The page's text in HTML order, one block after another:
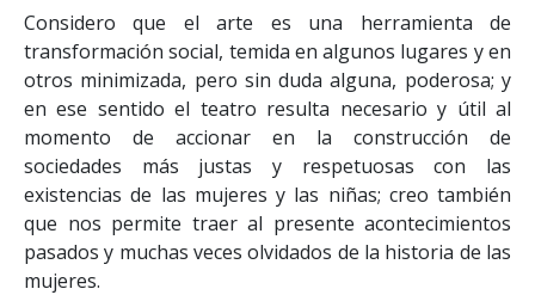
Considero que el arte es una herramienta de
transformación social, temida en algunos lugares y en
otros minimizada, pero sin duda alguna, poderosa; y
en ese sentido el teatro resulta necesario y útil al
momento de accionar en la construcción de
sociedades más justas y respetuosas con las
existencias de las mujeres y las niñas; creo también
que nos permite traer al presente acontecimientos
pasados y muchas veces olvidados de la historia de las
mujeres.